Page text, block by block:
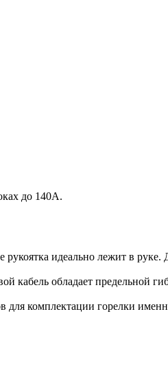
до 140А.
идеально лежит в
кабель обладает предельной
для комплектации горелки